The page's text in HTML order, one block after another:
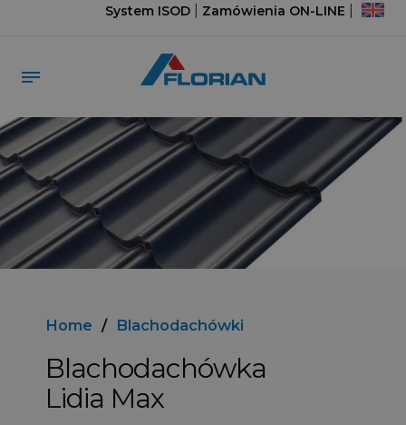
System ISOD Zamówienia ON-LINE
Home / Blachodachówki
Blachodachówka
Lidia Max